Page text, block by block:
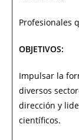
Profesionales
OBJETIVOS:
Impulsar la
diversos
dirección y
científicos.